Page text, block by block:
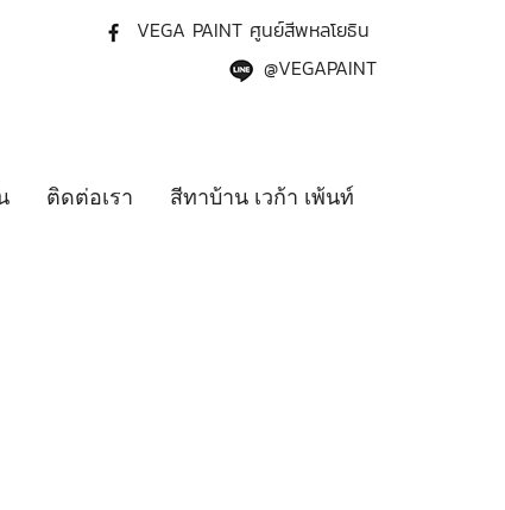
VEGA PAINT ศูนย์สีพหลโยธิน
@VEGAPAINT
ติดต่อเรา สีทาบ้าน เวก้า เพ้นท์